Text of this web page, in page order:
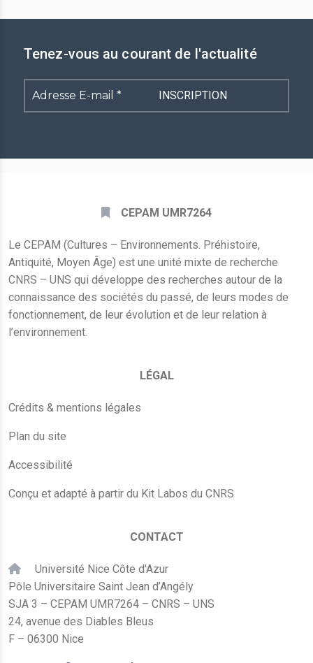
Tenez-vous au courant de l'actualité
Adresse
E-
CEPAM UMR7264
Le CEPAM (Cultures – Environnements. Préhistoire,
Antiquité, Moyen Âge) est une unité mixte de recherche
CNRS – UNS qui développe des recherches autour de la
connaissance des sociétés du passé, de leurs modes de
fonctionnement, de leur évolution et de leur relation à
l’environnement.
LÉGAL
Crédits & mentions légales
Plan du site
Accessibilité
Conçu et adapté à partir du Kit Labos du CNRS
CONTACT
Université Nice Côte d'Azur
Pôle Universitaire Saint Jean d’Angély
SJA 3 – CEPAM UMR7264 – CNRS – UNS
24, avenue des Diables Bleus
F – 06300 Nice